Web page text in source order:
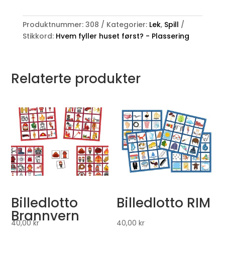
Produktnummer: 308 Kategorier: Lek, Spill
Stikkord: Hvem fyller huset først? - Plassering
Relaterte produkter
Billedlotto
Brannvern
40,00kr
Billedlotto RIM
40,00kr